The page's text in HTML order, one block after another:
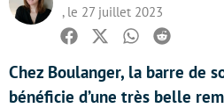
, le 27 juillet 2023
Facebook
TwitterWhatsapp
Reddit
Chez Boulanger, la barre de
bénéficie d’une très belle